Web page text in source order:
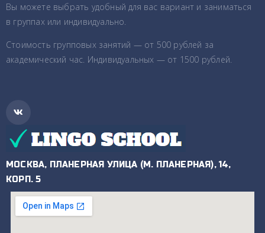
Вы можете выбрать удобный для вас вариант и заниматься
в группах или индивидуально.
Стоимость групповых занятий — от 500 рублей за
академический час. Индивидуальных — от 1500 рублей.
МОСКВА, ПЛАНЕРНАЯ УЛИЦА (М. ПЛАНЕРНАЯ), 14,
КОРП. 5